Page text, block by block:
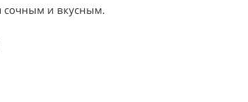
сочным и вкусным.